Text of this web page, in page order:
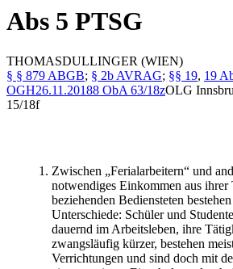
Abs 5 PTSG
THOMASDULLINGER (WIEN)
§ § 879 ABGB; § 2b AVRAG; §§ 19, 19
OGH26.11.20188 ObA 63/18zOLG
15/18f
Zwischen „Ferialarbeitern“ und
notwendiges Einkommen aus ihrer
beziehenden Bediensteten
Unterschiede: Schüler und
dauernd im Arbeitsleben, ihre
zwangsläufig kürzer, bestehen
Verrichtungen und sind doch mit